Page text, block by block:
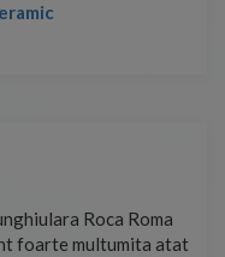
Roca Roma
foarte multumita atat